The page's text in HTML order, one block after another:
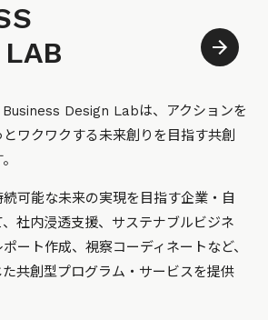
Business Design Labは、アクションを
ワクワクする未来創りを目指す共創
可能な未来の実現を目指す企業・自
社内浸透支援、サステナブルビジネ
ート作成、視察コーディネートなど、
共創型プログラム・サービスを提供